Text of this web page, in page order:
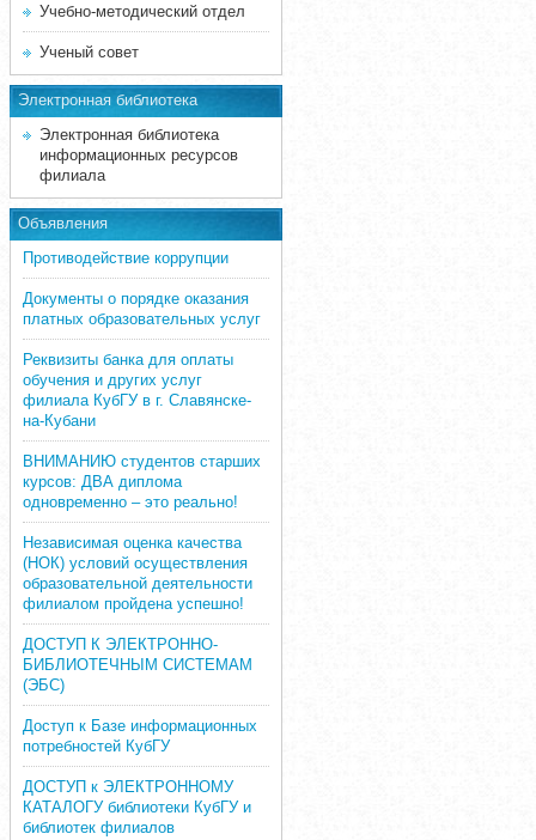
Учебно-методический отдел
Ученый совет
Электронная библиотека
Электронная библиотека
информационных ресурсов
филиала
Объявления
Противодействие коррупции
Документы о порядке оказания
платных образовательных услуг
Реквизиты банка для оплаты
обучения и других услуг
филиала КубГУ в г. Славянске-
на-Кубани
ВНИМАНИЮ студентов старших
курсов: ДВА диплома
одновременно – это реально!
Независимая оценка качества
(НОК) условий осуществления
образовательной деятельности
филиалом пройдена успешно!
ДОСТУП К ЭЛЕКТРОННО-
БИБЛИОТЕЧНЫМ СИСТЕМАМ
(ЭБС)
Доступ к Базе информационных
потребностей КубГУ
ДОСТУП к ЭЛЕКТРОННОМУ
КАТАЛОГУ библиотеки КубГУ и
библиотек филиалов